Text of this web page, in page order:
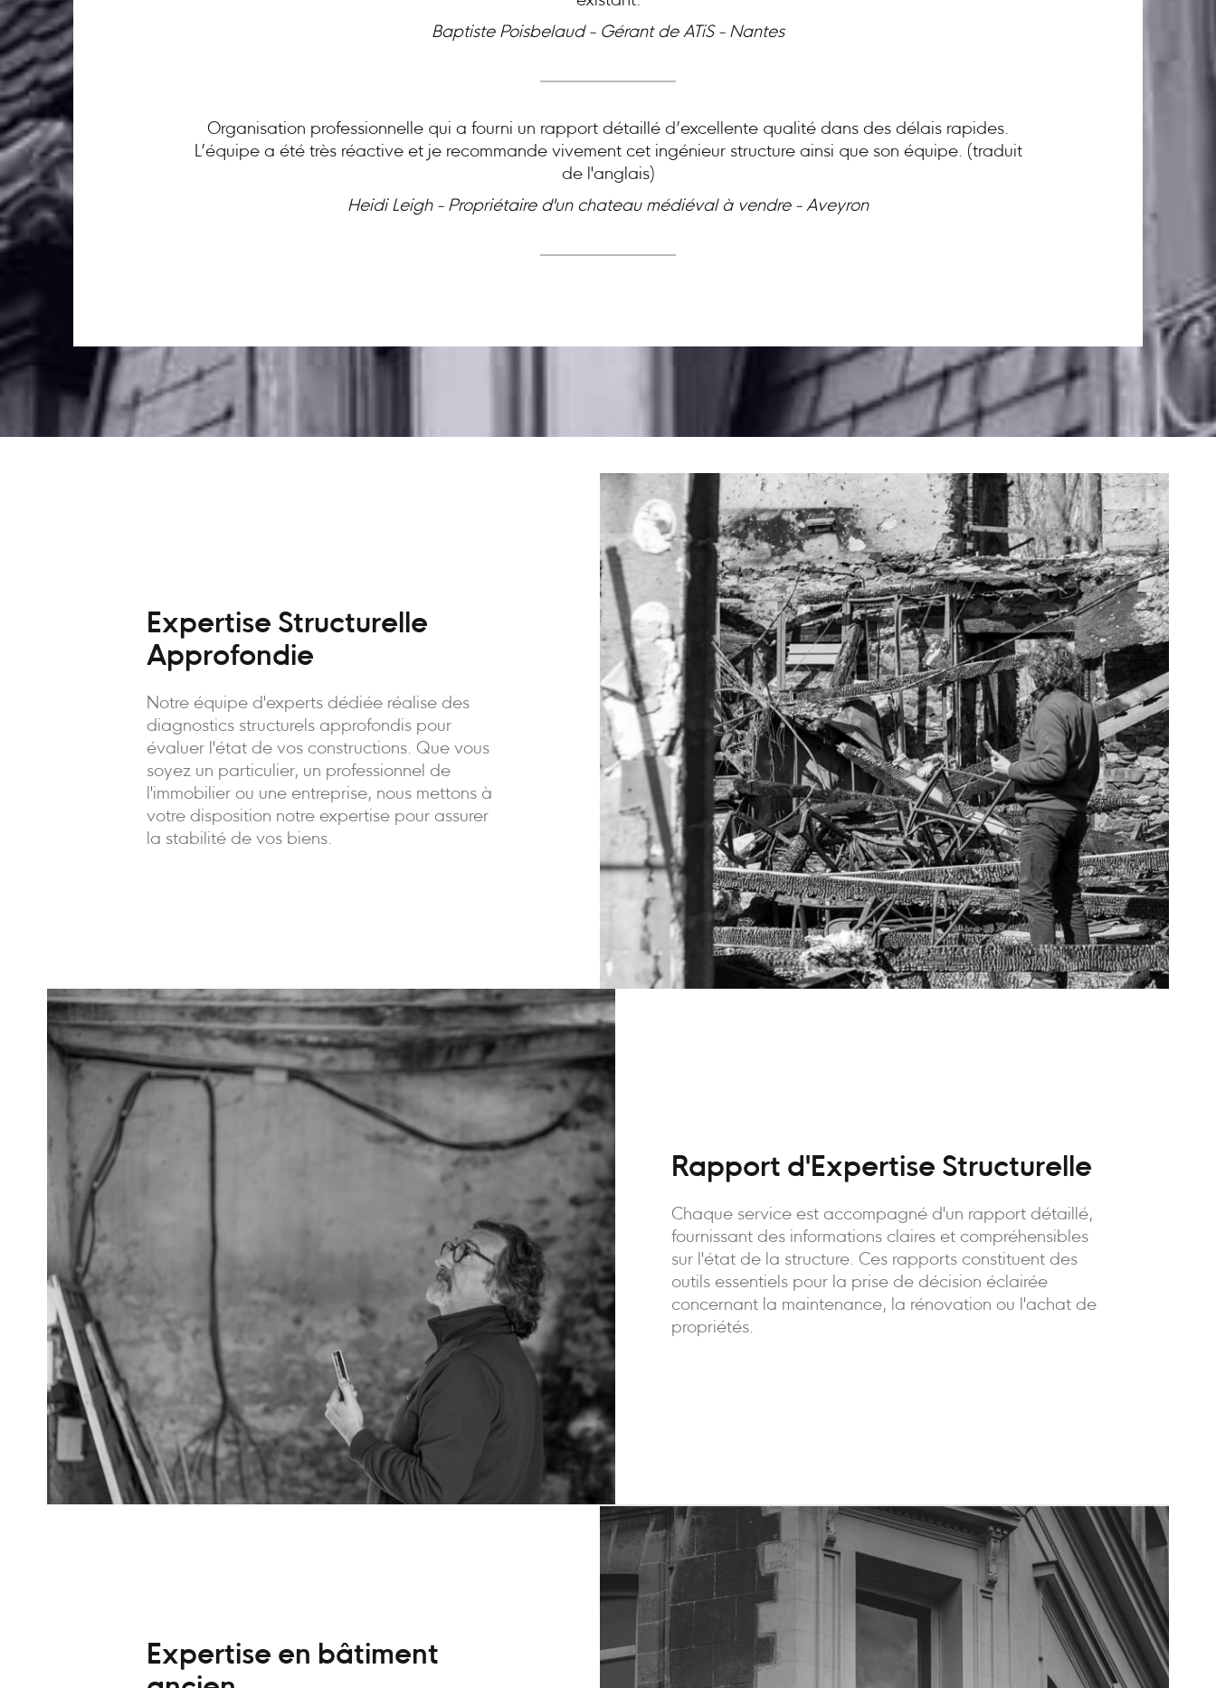
Baptiste Poisbelaud - Gérant de ATiS - Nantes
Organisation professionnelle qui a fourni un rapport détaillé d’excellente qualité dans des délais rapides.
L’équipe a été très réactive et je recommande vivement cet ingénieur structure ainsi que son équipe. (traduit
de l'anglais)
Heidi Leigh - Propriétaire d'un chateau médiéval à vendre - Aveyron
Expertise Structurelle
Approfondie
Notre équipe d'experts dédiée réalise des
diagnostics structurels approfondis pour
évaluer l'état de vos constructions. Que vous
soyez un particulier, un professionnel de
l'immobilier ou une entreprise, nous mettons à
votre disposition notre expertise pour assurer
la stabilité de vos biens.
Rapport d'Expertise Structurelle
Chaque service est accompagné d'un rapport détaillé,
fournissant des informations claires et compréhensibles
sur l'état de la structure. Ces rapports constituent des
outils essentiels pour la prise de décision éclairée
concernant la maintenance, la rénovation ou l'achat de
propriétés.
Expertise en bâtiment